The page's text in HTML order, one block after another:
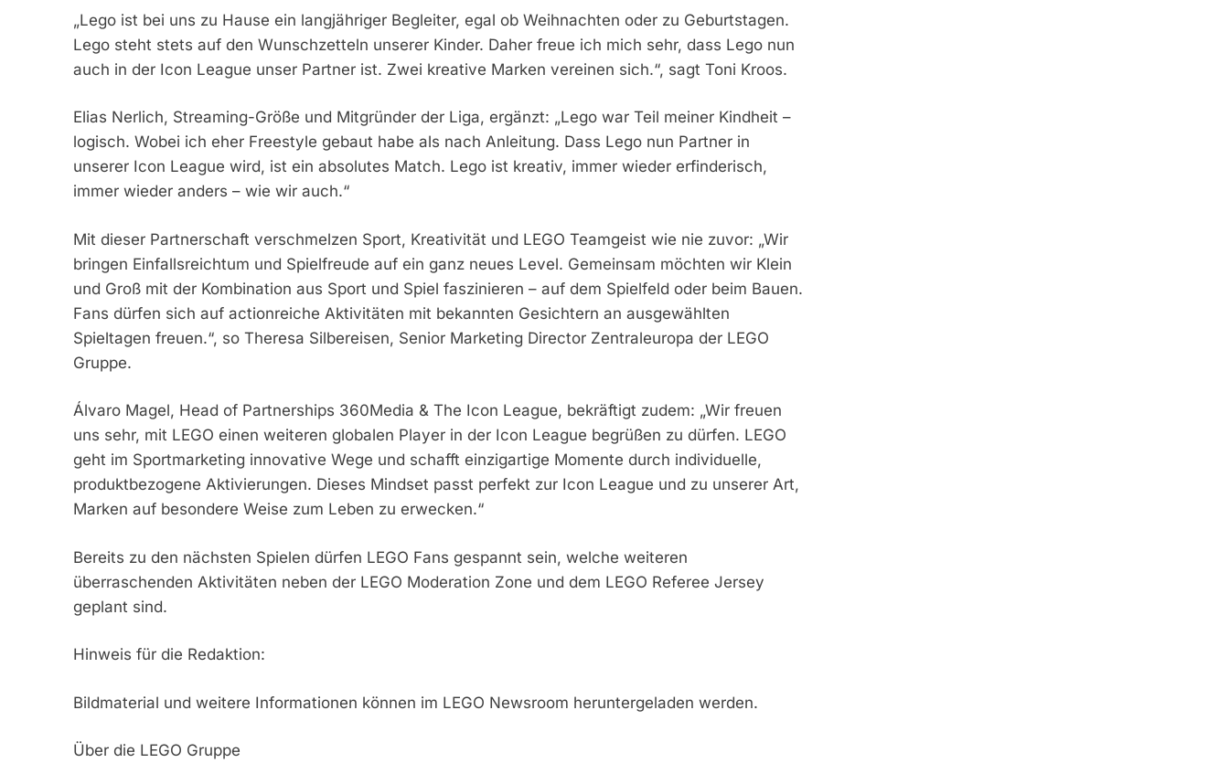
„Lego ist bei uns zu Hause ein langjähriger Begleiter, egal ob Weihnachten oder zu Geburtstagen.
Lego steht stets auf den Wunschzetteln unserer Kinder. Daher freue ich mich sehr, dass Lego nun
auch in der Icon League unser Partner ist. Zwei kreative Marken vereinen sich.“, sagt Toni Kroos.
Elias Nerlich, Streaming-Größe und Mitgründer der Liga, ergänzt: „Lego war Teil meiner Kindheit –
logisch. Wobei ich eher Freestyle gebaut habe als nach Anleitung. Dass Lego nun Partner in
unserer Icon League wird, ist ein absolutes Match. Lego ist kreativ, immer wieder erfinderisch,
immer wieder anders – wie wir auch.“
Mit dieser Partnerschaft verschmelzen Sport, Kreativität und LEGO Teamgeist wie nie zuvor: „Wir
bringen Einfallsreichtum und Spielfreude auf ein ganz neues Level. Gemeinsam möchten wir Klein
und Groß mit der Kombination aus Sport und Spiel faszinieren – auf dem Spielfeld oder beim Bauen.
Fans dürfen sich auf actionreiche Aktivitäten mit bekannten Gesichtern an ausgewählten
Spieltagen freuen.“, so Theresa Silbereisen, Senior Marketing Director Zentraleuropa der LEGO
Gruppe.
Álvaro Magel, Head of Partnerships 360Media & The Icon League, bekräftigt zudem: „Wir freuen
uns sehr, mit LEGO einen weiteren globalen Player in der Icon League begrüßen zu dürfen. LEGO
geht im Sportmarketing innovative Wege und schafft einzigartige Momente durch individuelle,
produktbezogene Aktivierungen. Dieses Mindset passt perfekt zur Icon League und zu unserer Art,
Marken auf besondere Weise zum Leben zu erwecken.“
Bereits zu den nächsten Spielen dürfen LEGO Fans gespannt sein, welche weiteren
überraschenden Aktivitäten neben der LEGO Moderation Zone und dem LEGO Referee Jersey
geplant sind.
Hinweis für die Redaktion:
Bildmaterial und weitere Informationen können im LEGO Newsroom heruntergeladen werden.
Über die LEGO Gruppe